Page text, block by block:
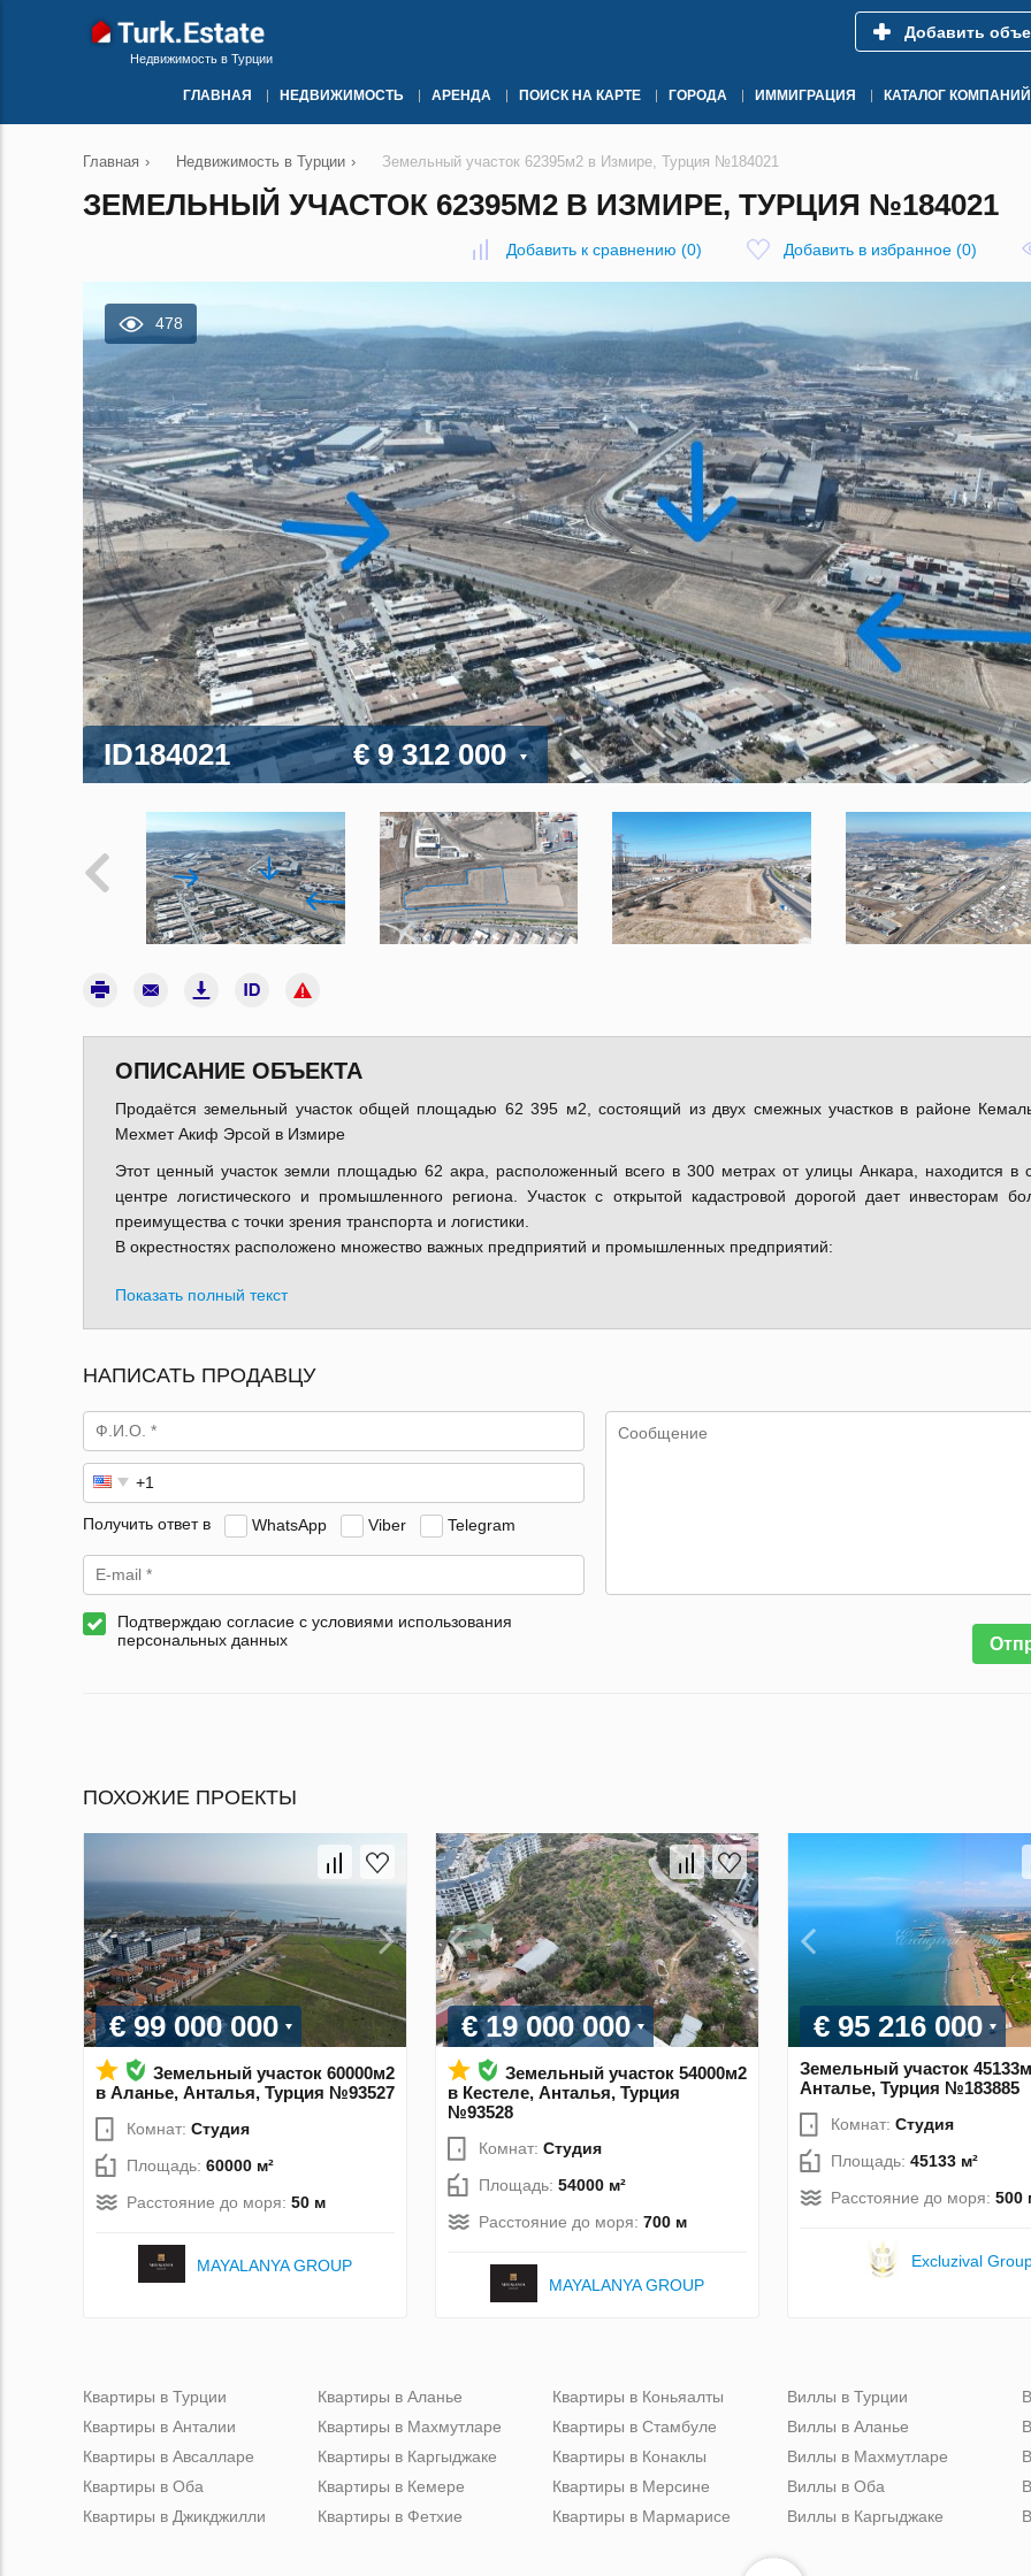
Недвижимость в Турции
Добавить
ГЛАВНАЯ НЕДВИЖИМОСТЬ АРЕНДА ПОИСК НА КАРТЕ ГОРОДА ИММИГРАЦИЯ КАТАЛОГ КОМПАНИЙ
Главная › Недвижимость в Турции › Земельный участок 62395м2 в Измире, Турция №184021
ЗЕМЕЛЬНЫЙ УЧАСТОК 62395М2 В ИЗМИРЕ, ТУРЦИЯ №184021
Добавить к сравнению (0) Добавить в избранное (0)
478
ID184021 € 9 312 000
ОПИСАНИЕ ОБЪЕКТА
Продаётся земельный участок общей площадью 62 395 м2, состоящий из двух смежных участков в районе
Мехмет Акиф Эрсой в Измире
Этот ценный участок земли площадью 62 акра, расположенный всего в 300 метрах от улицы Анкара, находится в
центре логистического и промышленного региона. Участок с открытой кадастровой дорогой дает инвесторам
преимущества с точки зрения транспорта и логистики.
В окрестностях расположено множество важных предприятий и промышленных предприятий:
Показать полный текст
НАПИСАТЬ ПРОДАВЦУ
Получить ответ в WhatsApp Viber Telegram
Подтверждаю согласие с условиями использования
персональных данных
ПОХОЖИЕ ПРОЕКТЫ
€ 99 000 000
Земельный участок 60000м2
в Аланье, Анталья, Турция №93527
Комнат: Студия
Площадь: 60000 м²
Расстояние до моря: 50 м
MAYALANYA GROUP
€ 19 000 000
Земельный участок 54000м2
в Кестеле, Анталья, Турция
№93528
Комнат: Студия
Площадь: 54000 м²
Расстояние до моря: 700 м
MAYALANYA GROUP
€ 95 216 000
Земельный участок
Анталье, Турция №183885
Комнат: Студия
Площадь: 45133 м²
Расстояние до моря: 500
Excluzival
Квартиры в Турции
Квартиры в Анталии
Квартиры в Авсалларе
Квартиры в Оба
Квартиры в Джикджилли
Квартиры в Аланье
Квартиры в Махмутларе
Квартиры в Каргыджаке
Квартиры в Кемере
Квартиры в Фетхие
Квартиры в Коньяалты
Квартиры в Стамбуле
Квартиры в Конаклы
Квартиры в Мерсине
Квартиры в Мармарисе
Виллы в Турции
Виллы в Аланье
Виллы в Махмутларе
Виллы в Оба
Виллы в Каргыджаке